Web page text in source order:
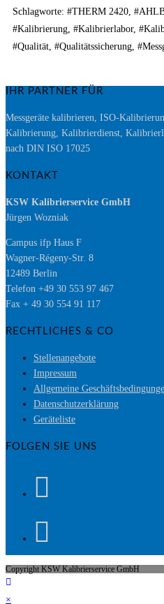
Schlagworte: #THERM 2420,
#Kalibrierung, #Kalibrierlabor,
#Qualität, #Qualitätssicherung,
IHR PARTNER FÜR
Messgeräte kalibrieren, ISO-
Kalibrierung, Kalibrierdienst,
nach DIN ISO 17025
KONTAKT
KSW Kalibrierservice GmbH
Jürgen Wozniak
Campus ifp Haus F
Wagner-Régeny-Str. 8
12489 Berlin
Telefon +49 30 553 97 467
Fax + 49 30 554 91 117
RECHTLICHES & CO
Stellenangebote
Impressum
Allgemeine
Datenschutzerklärung
Geräteliste
FOLGEN SIE UNS
Copyright KSW Kalibrierservice GmbH
×